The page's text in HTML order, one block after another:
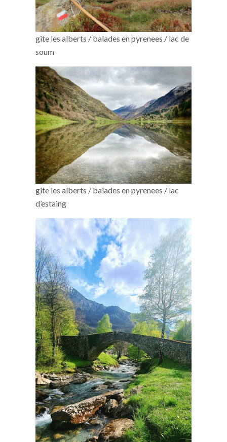
gite les alberts / balades en pyrenees / lac de
soum
gite les alberts / balades en pyrenees / lac
d’estaing